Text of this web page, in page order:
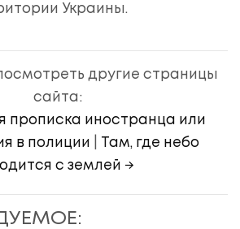
Украины.
другие страницы
сайта:
прописка иностранца или
в полиции
Там, где небо
с землей →